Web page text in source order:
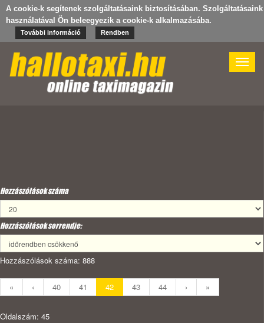
A cookie-k segítenek szolgáltatásaink biztosításában. Szolgáltatásaink
használatával Ön beleegyezik a cookie-k alkalmazásába.
További információ Rendben
Toggle
Hozzászólások száma
Hozzászólások sorrendje:
Hozzászólások száma: 888
« ‹ 40 41 42 43 44 › »
Oldalszám: 45